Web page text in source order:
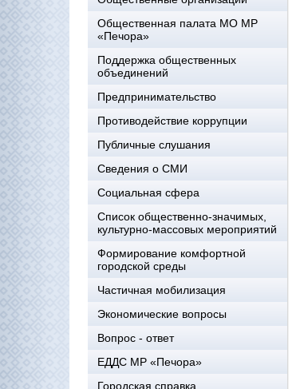
Общественная палата МО МР
«Печора»
Поддержка общественных
объединений
Предпринимательство
Противодействие коррупции
Публичные слушания
Сведения о СМИ
Социальная сфера
Список общественно-значимых,
культурно-массовых мероприятий
Формирование комфортной
городской среды
Частичная мобилизация
Экономические вопросы
Вопрос - ответ
ЕДДС МР «Печора»
Городская справка